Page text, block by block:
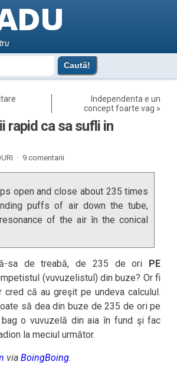
Independenta e un
concept foarte vag »
rapid ca sa sufli in
· 9 comentarii
open and close about 235 times
puffs of air down the tube,
of the air în the conical
sa de treabă, de 235 de ori PE
(vuvuzelistul) din buze? Or fi
cred că au greşit pe undeva calculul.
să dea din buze de 235 de ori pe
o vuvuzelă din aia în fund şi fac
la meciul următor.
viaBoingBoing.